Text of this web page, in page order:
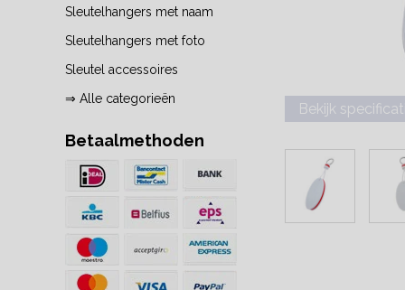
Sleutelhangers met naam
Sleutelhangers met foto
Sleutel accessoires
⇒ Alle categorieën
Betaalmethoden
Bekijk